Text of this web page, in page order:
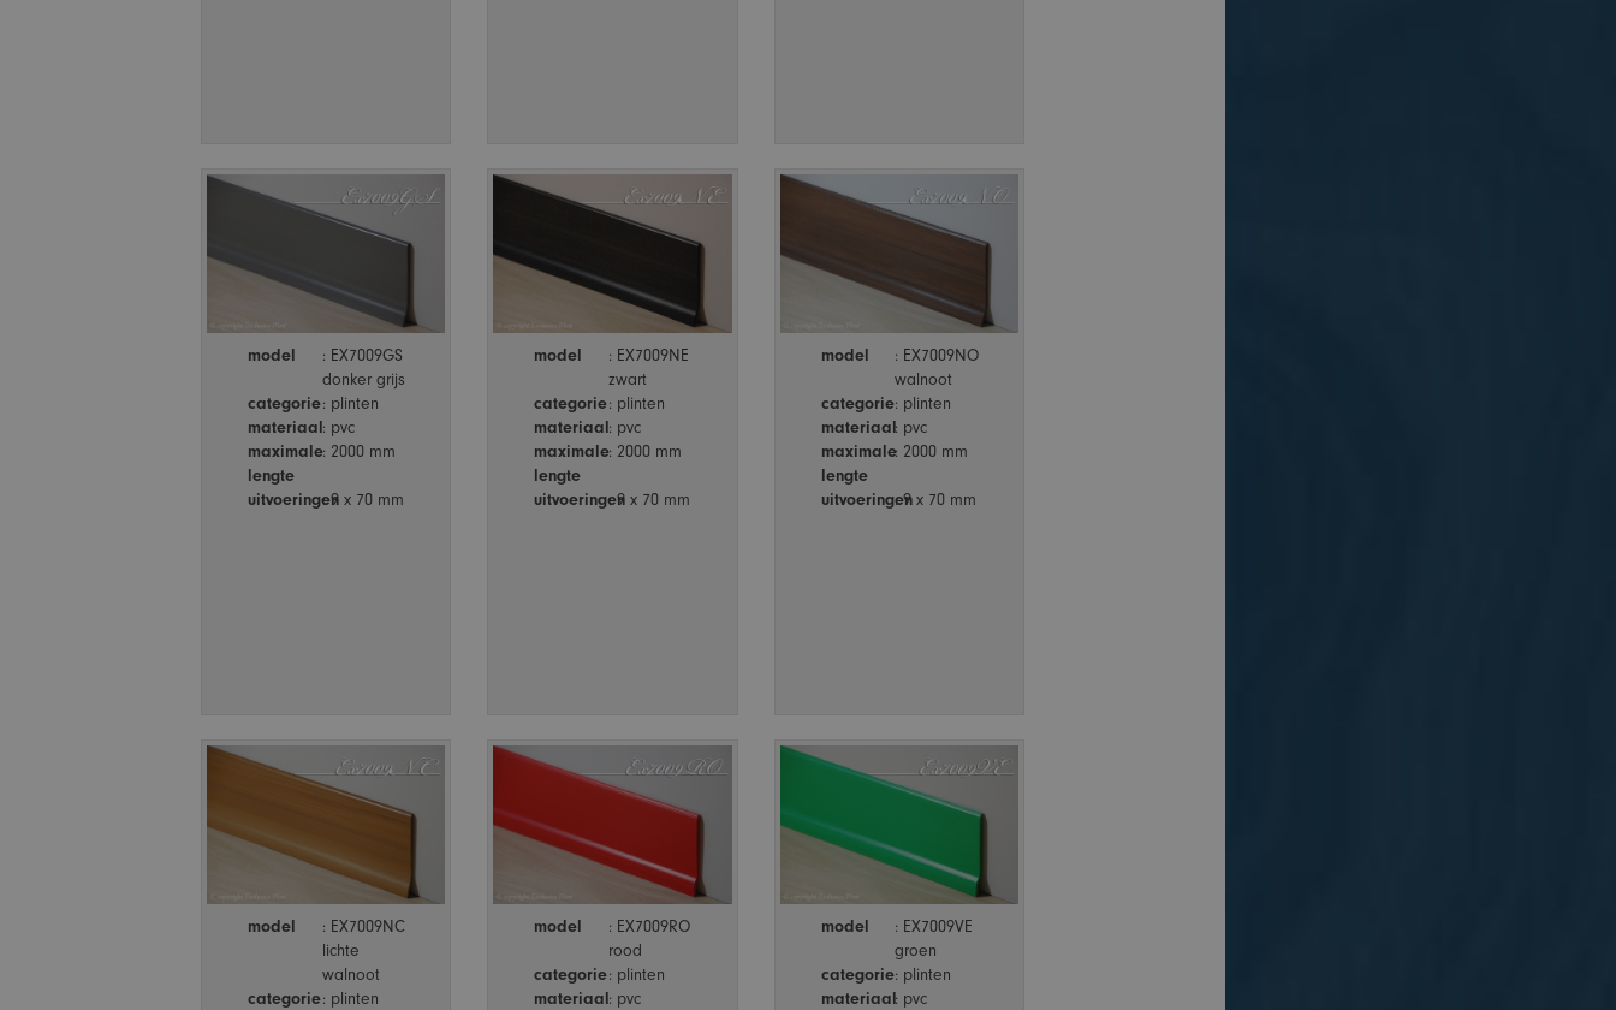
model
: EX7009GS
donker grijs
categorie: plinten
materiaal: pvc
maximale
lengte
: 2000 mm
uitvoeringen: 9 x 70 mm
model
: EX7009NE
zwart
categorie: plinten
materiaal: pvc
maximale
lengte
: 2000 mm
uitvoeringen: 9 x 70 mm
model
: EX7009NO
walnoot
categorie: plinten
materiaal: pvc
maximale
lengte
: 2000 mm
uitvoeringen: 9 x 70 mm
model
: EX7009NC
lichte
walnoot
categorie: plinten
model
: EX7009RO
rood
categorie: plinten
materiaal: pvc
model
: EX7009VE
groen
categorie: plinten
materiaal: pvc